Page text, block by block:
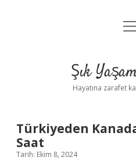
Yasal
Şık
Hayatına zarafet
Türkiyeden
Saat
Tarih: Ekim 8, 2024